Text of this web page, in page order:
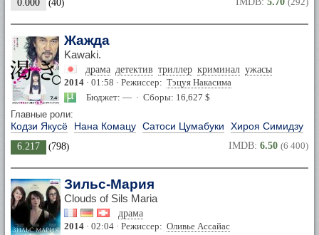
0.000 (40)
Жажда
Kawaki.
драма детектив триллер криминал ужасы
2014 · 01:58 · Режиссер: Тэцуя Накасима
Бюджет: — · Сборы: 16,627 $
Главные роли:
Кодзи Якусё Нана Комацу Сатоси Цумабуки Хироя Симидзу
6.217 (798) IMDB: 6.50 (6 400)
Зильс-Мария
Clouds of Sils Maria
драма
2014 · 02:04 · Режиссер: Оливье Ассайас